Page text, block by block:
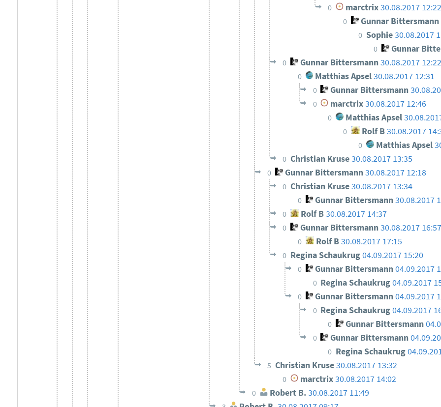
0 marctrix30.08.2017 12:22
0 Gunnar Bittersmann
0 Sophie30.08.2017
0 Gunnar
0 Gunnar Bittersmann30.08.2017 12:22
0 Matthias Apsel 30.08.2017 12:31
0 Gunnar Bittersmann
0 marctrix30.08.2017 12:46
0 Matthias Apsel
0 Rolf B30.08.2017
0 Matthias Apsel
0 Christian Kruse30.08.2017 13:35
0 Gunnar Bittersmann30.08.2017 12:18
0 Christian Kruse30.08.2017 13:34
0 Gunnar Bittersmann 30.08.2017
0 Rolf B 30.08.2017 14:37
0 Gunnar Bittersmann30.08.2017 16:57
0 Rolf B30.08.2017 17:15
0 Regina Schaukrug04.09.2017 15:20
0 Gunnar Bittersmann 04.09.2017
0 Regina Schaukrug04.09.2017
0 Gunnar Bittersmann 04.09.2017
0 Regina Schaukrug04.09.2017
0 Gunnar Bittersmann
0 Gunnar Bittersmann
0 Regina Schaukrug
5 Christian Kruse30.08.2017 13:32
0 marctrix30.08.2017 14:02
0 Robert B.30.08.2017 11:49